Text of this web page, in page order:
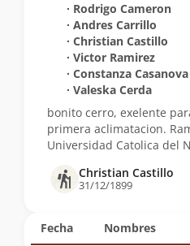
Fecha Nombres
∙ Rodrigo Cameron
∙ Andres Carrillo
∙ Christian Castillo
∙ Victor Ramirez
∙ Constanza Casanova
∙ Valeska Cerda
bonito cerro, exelente
primera aclimatacion.
Universidad Catolica del
Christian Castillo
31/12/1899